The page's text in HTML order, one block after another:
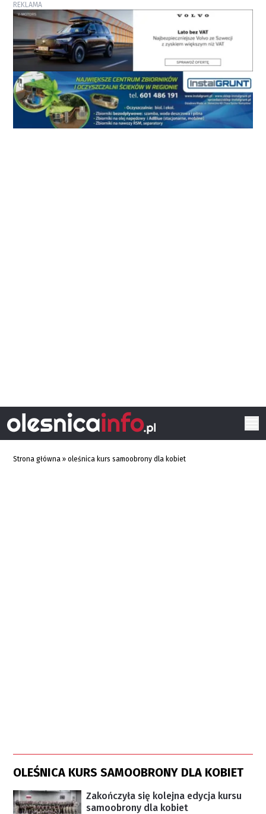
REKLAMA
Strona główna »oleśnica kurs samoobrony dla kobiet
OLEŚNICA KURS SAMOOBRONY DLA KOBIET
Zakończyła się kolejna edycja kursu
samoobrony dla kobiet